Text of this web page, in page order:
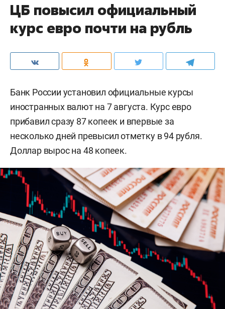
ЦБ повысил официальный
курс евро почти на рубль
Банк России установил официальные курсы
иностранных валют на 7 августа. Курс евро
прибавил сразу 87 копеек и впервые за
несколько дней превысил отметку в 94 рубля.
Доллар вырос на 48 копеек.